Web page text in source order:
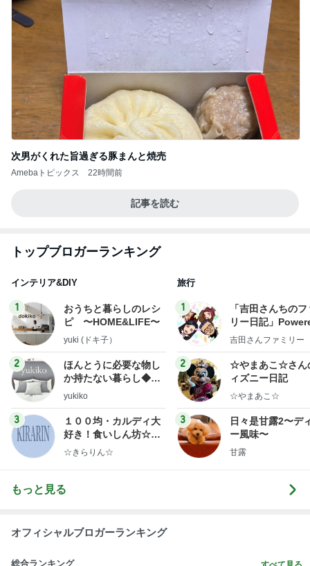
次男がくれた旨過ぎる豚まんと焼売
Amebaトピックス 22時間前
記事を読む
トップブロガーランキング
インテリア&DIY
1
おうちと暮らしのレシ
ピ 〜HOME&LIFE〜
yuki (ドキ子）
2
ほんとうに必要な物し
か持たない暮らし◆Ke
ep Life Simple◆〜イ
yukiko
3
１００均・カルディ大
好き！食いしん坊☆き
らりん☆のブログ
☆きらりん☆
旅行
1
「吉田さんちの
リー日記」
y Ameba 吉田さ
ログ
吉田さんファミリー
2
☆やまあこ☆さん
ィズニー日記
☆やまあこ☆
3
日々是甘露2〜デ
ー風味〜
甘露
もっと見る
オフィシャルブロガーランキング
総合ランキング